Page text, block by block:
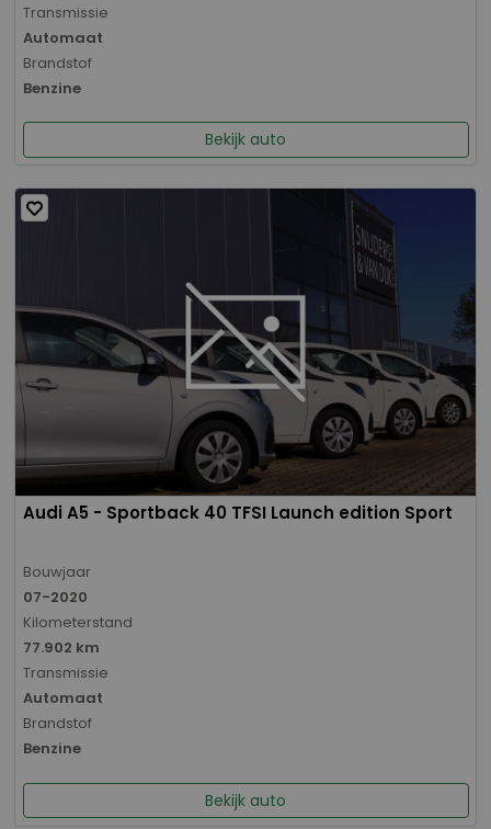
Transmissie
Automaat
Brandstof
Benzine
Bekijk auto
Audi A5 - Sportback 40 TFSI Launch edition Sport
Bouwjaar
07-2020
Kilometerstand
77.902 km
Transmissie
Automaat
Brandstof
Benzine
Bekijk auto